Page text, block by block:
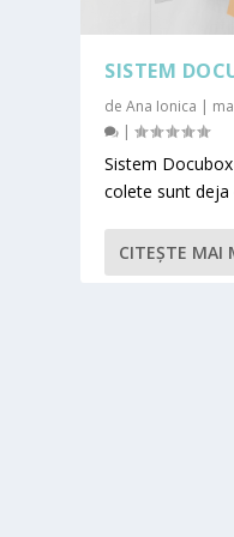
SISTEM
deAna Ionica |
|
Sistem
colete sunt deja
CITEŞTE MAI